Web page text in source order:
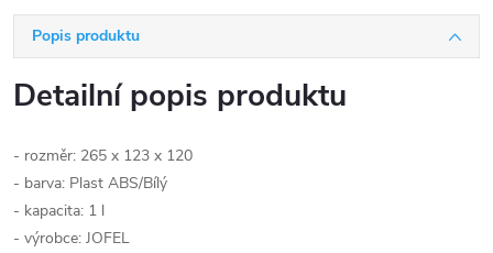
Popis produktu
Detailní popis produktu
- rozměr: 265 x 123 x 120
- barva: Plast ABS/Bílý
- kapacita: 1 l
- výrobce: JOFEL